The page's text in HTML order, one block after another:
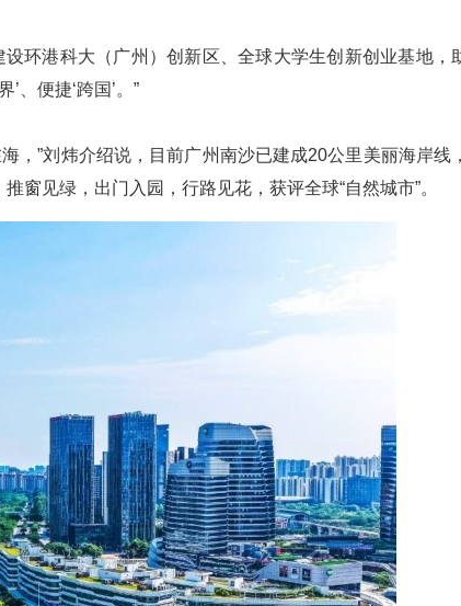
环港科大（广州）创新区、全球大学生创新创业基地，
、便捷‘跨国’。”
，”刘炜介绍说，目前广州南沙已建成20公里美丽海岸线
窗见绿，出门入园，行路见花，获评全球“自然城市”。